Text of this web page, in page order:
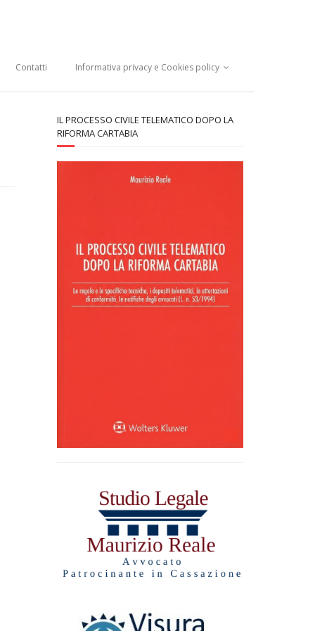
Contatti Informativa privacy e Cookies policy
IL PROCESSO CIVILE TELEMATICO DOPO LA
RIFORMA CARTABIA